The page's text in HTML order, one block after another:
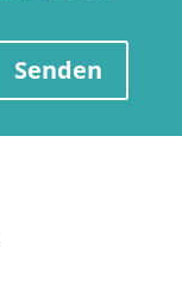
Senden